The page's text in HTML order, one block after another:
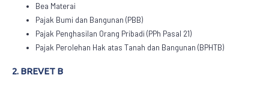
Bea Materai
Pajak Bumi dan Bangunan (PBB)
Pajak Penghasilan Orang Pribadi (PPh Pasal 21)
Pajak Perolehan Hak atas Tanah dan Bangunan (BPHTB)
2. BREVET B